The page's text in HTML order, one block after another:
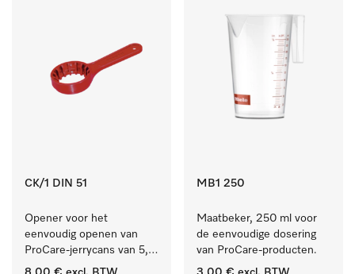
CK/1 DIN 51
Opener voor het
eenvoudig openen van
ProCare-jerrycans van 5,
10 en 20 l.
MB1 250
Maatbeker, 250 ml voor
de eenvoudige dosering
van ProCare-producten.